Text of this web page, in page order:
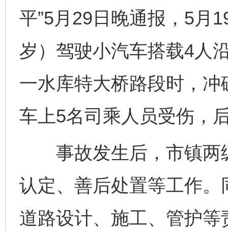
平”5月29日晚通报，5月
岁）驾驶小汽车搭载4人
一水库特大桥路段时，
车上5名司乘人员受伤，
事故发生后，市镇两
认定、善后处置等工作
道路设计、施工、管护